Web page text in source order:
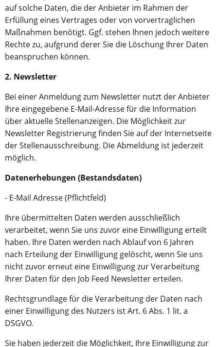
auf solche Daten, die der Anbieter im Rahmen der
Erfüllung eines Vertrages oder von vorvertraglichen
Maßnahmen benötigt. Ggf. stehen Ihnen jedoch weitere
Rechte zu, aufgrund derer Sie die Löschung Ihrer Daten
beanspruchen können.
2. Newsletter
Bei einer Anmeldung zum Newsletter nutzt der Anbieter
Ihre eingegebene E-Mail-Adresse für die Information
über aktuelle Stellenanzeigen. Die Möglichkeit zur
Newsletter Registrierung finden Sie auf der Internetseite
der Stellenausschreibung. Die Abmeldung ist jederzeit
möglich.
Datenerhebungen (Bestandsdaten)
- E-Mail Adresse (Pflichtfeld)
Ihre übermittelten Daten werden ausschließlich
verarbeitet, wenn Sie uns zuvor eine Einwilligung erteilt
haben. Ihre Daten werden nach Ablauf von 6 Jahren
nach Erteilung der Einwilligung gelöscht, wenn Sie uns
nicht zuvor erneut eine Einwilligung zur Verarbeitung
Ihrer Daten für den Job Feed Newsletter erteilen.
Rechtsgrundlage für die Verarbeitung der Daten nach
einer Einwilligung des Nutzers ist Art. 6 Abs. 1 lit. a
DSGVO.
Sie haben jederzeit die Möglichkeit, Ihre Einwilligung zur